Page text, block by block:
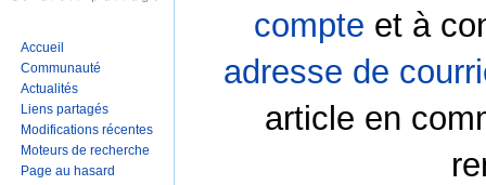
compte et à
adresse de
article en
Accueil
Communauté
Actualités
Liens partagés
Modifications récentes
Moteurs de recherche
Page au hasard